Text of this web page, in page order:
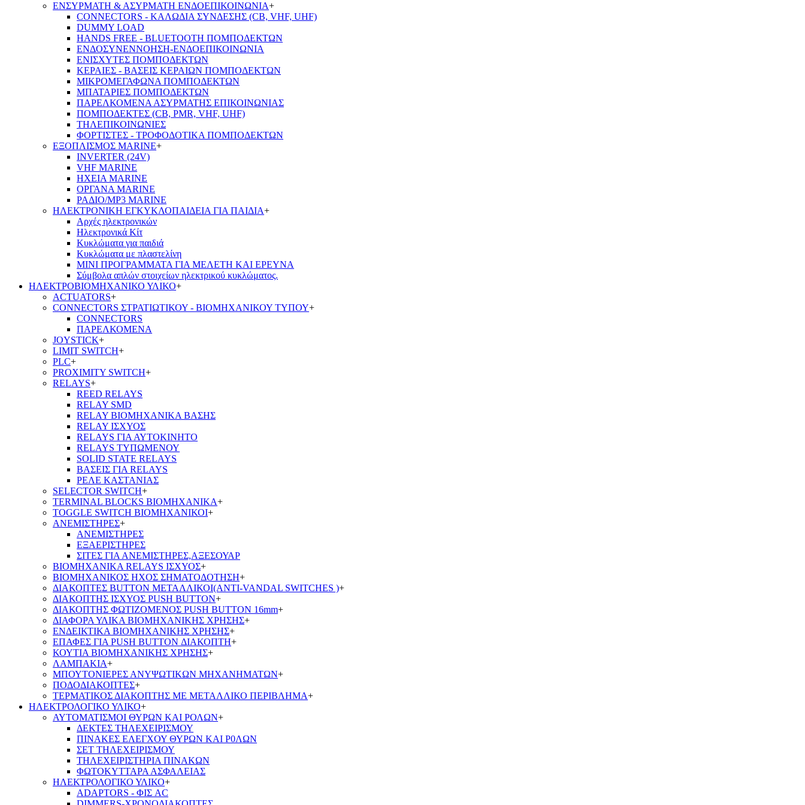
ΕΝΣΥΡΜΑΤΗ & ΑΣΥΡΜΑΤΗ ΕΝΔΟΕΠΙΚΟΙΝΩΝΙΑ+
CONNECTORS - ΚΑΛΩΔΙΑ ΣΥΝΔΕΣΗΣ (CB, VHF, UHF)
DUMMY LOAD
HANDS FREE - BLUETOOTH ΠΟΜΠΟΔΕΚΤΩΝ
ΕΝΔΟΣΥΝΕΝΝΟΗΣΗ-ΕΝΔΟΕΠΙΚΟΙΝΩΝΙΑ
ΕΝΙΣΧΥΤΕΣ ΠΟΜΠΟΔΕΚΤΩΝ
ΚΕΡΑΙΕΣ - ΒΑΣΕΙΣ ΚΕΡΑΙΩΝ ΠΟΜΠΟΔΕΚΤΩΝ
ΜΙΚΡΟΜΕΓΑΦΩΝΑ ΠΟΜΠΟΔΕΚΤΩΝ
ΜΠΑΤΑΡΙΕΣ ΠΟΜΠΟΔΕΚΤΩΝ
ΠΑΡΕΛΚΟΜΕΝΑ ΑΣΥΡΜΑΤΗΣ ΕΠΙΚΟΙΝΩΝΙΑΣ
ΠΟΜΠΟΔΕΚΤΕΣ (CB, PMR, VHF, UHF)
ΤΗΛΕΠΙΚΟΙΝΩΝΙΕΣ
ΦΟΡΤΙΣΤΕΣ - ΤΡΟΦΟΔΟΤΙΚΑ ΠΟΜΠΟΔΕΚΤΩΝ
ΕΞΟΠΛΙΣΜΟΣ MARINE+
INVERTER (24V)
VHF MARINE
ΗΧΕΙΑ MARINE
ΟΡΓΑΝΑ MARINE
ΡΑΔΙΟ/MP3 MARINE
ΗΛΕΚΤΡΟΝΙΚΗ ΕΓΚΥΚΛΟΠΑΙΔΕΙΑ ΓΙΑ ΠΑΙΔΙΑ+
Αρχές ηλεκτρονικών
Ηλεκτρονικά Κίτ
Κυκλώματα για παιδιά
Κυκλώματα με πλαστελίνη
ΜΙΝΙ ΠΡΟΓΡΑΜΜΑΤΑ ΓΙΑ ΜΕΛΕΤΗ ΚΑΙ ΕΡΕΥΝΑ
Σύμβολα απλών στοιχείων ηλεκτρικού κυκλώματος.
ΗΛΕΚΤΡΟΒΙΟΜΗΧΑΝΙΚΟ ΥΛΙΚΟ+
ACTUATORS+
CONNECTORS ΣΤΡΑΤΙΩΤΙΚΟΥ - ΒΙΟΜΗΧΑΝΙΚΟΥ ΤΥΠΟΥ+
CONNECTORS
ΠΑΡΕΛΚΟΜΕΝΑ
JOYSTICK+
LIMIT SWITCH+
PLC+
PROXIMITY SWITCH+
RELAYS+
REED RELAYS
RELAY SMD
RELAY ΒΙΟΜΗΧΑΝΙΚΑ ΒΑΣΗΣ
RELAY ΙΣΧΥΟΣ
RELAYS ΓΙΑ ΑΥΤΟΚΙΝΗΤΟ
RELAYS ΤΥΠΩΜΕΝΟΥ
SOLID STATE RELAYS
ΒΑΣΕΙΣ ΓΙΑ RELAYS
ΡΕΛΕ ΚΑΣΤΑΝΙΑΣ
SELECTOR SWITCH+
TERMINAL BLOCKS ΒΙΟΜΗΧΑΝΙΚΑ+
TOGGLE SWITCH ΒΙΟΜΗΧΑΝΙΚΟΙ+
ΑΝΕΜΙΣΤΗΡΕΣ+
ΑΝΕΜΙΣΤΗΡΕΣ
ΕΞΑΕΡΙΣΤΗΡΕΣ
ΣΙΤΕΣ ΓΙΑ ΑΝΕΜΙΣΤΗΡΕΣ,ΑΞΕΣΟΥΑΡ
ΒΙΟΜΗΧΑΝΙΚΑ RELAYS ΙΣΧΥΟΣ+
ΒΙΟΜΗΧΑΝΙΚΟΣ ΗΧΟΣ ΣΗΜΑΤΟΔΟΤΗΣΗ+
ΔΙΑΚΟΠΤΕΣ BUTTON ΜΕΤΑΛΛΙΚΟΙ(ANTI-VANDAL SWITCHES )+
ΔΙΑΚΟΠΤΗΣ ΙΣΧΥΟΣ PUSH BUTTON+
ΔΙΑΚΟΠΤΗΣ ΦΩΤΙΖΟΜΕΝΟΣ PUSH BUTTON 16mm+
ΔΙΑΦΟΡΑ ΥΛΙΚΑ ΒΙΟΜΗΧΑΝΙΚΗΣ ΧΡΗΣΗΣ+
ΕΝΔΕΙΚΤΙΚΑ ΒΙΟΜΗΧΑΝΙΚΗΣ ΧΡΗΣΗΣ+
ΕΠΑΦΕΣ ΓΙΑ PUSH BUTTON ΔΙΑΚΟΠΤΗ+
ΚΟΥΤΙΑ ΒΙΟΜΗΧΑΝΙΚΗΣ ΧΡΗΣΗΣ+
ΛΑΜΠΑΚΙΑ+
ΜΠΟΥΤΟΝΙΕΡΕΣ ΑΝΥΨΩΤΙΚΩΝ ΜΗΧΑΝΗΜΑΤΩΝ+
ΠΟΔΟΔΙΑΚΟΠΤΕΣ+
ΤΕΡΜΑΤΙΚΟΣ ΔΙΑΚΟΠΤΗΣ ΜΕ ΜΕΤΑΛΛΙΚΟ ΠΕΡΙΒΛΗΜΑ+
ΗΛΕΚΤΡΟΛΟΓΙΚΟ ΥΛΙΚΟ+
ΑΥΤΟΜΑΤΙΣΜΟΙ ΘΥΡΩΝ ΚΑΙ ΡΟΛΩΝ+
ΔΕΚΤΕΣ ΤΗΛΕΧΕΙΡΙΣΜΟΥ
ΠΙΝΑΚΕΣ ΕΛΕΓΧΟΥ ΘΥΡΩΝ ΚΑΙ Ρ0ΛΩΝ
ΣΕΤ ΤΗΛΕΧΕΙΡΙΣΜΟΥ
ΤΗΛΕΧΕΙΡΙΣΤΗΡΙΑ ΠΙΝΑΚΩΝ
ΦΩΤΟΚΥΤΤΑΡΑ ΑΣΦΑΛΕΙΑΣ
ΗΛΕΚΤΡΟΛΟΓΙΚΟ ΥΛΙΚΟ+
ADAPTORS - ΦΙΣ AC